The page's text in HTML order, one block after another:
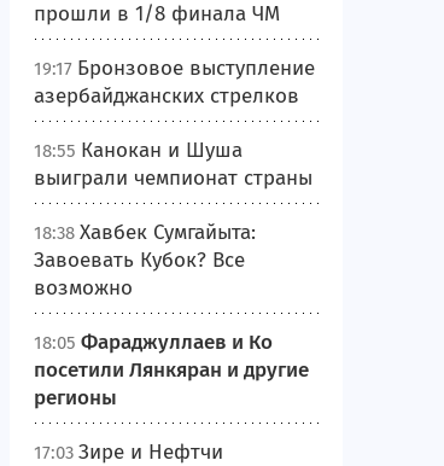
прошли в 1/8 финала ЧМ
19:17 Бронзовое выступление
азербайджанских стрелков
18:55 Канокан и Шуша
выиграли чемпионат страны
18:38 Хавбек Сумгайыта:
Завоевать Кубок? Все
возможно
18:05 Фараджуллаев и Ко
посетили Лянкяран и другие
регионы
17:03 Зире и Нефтчи